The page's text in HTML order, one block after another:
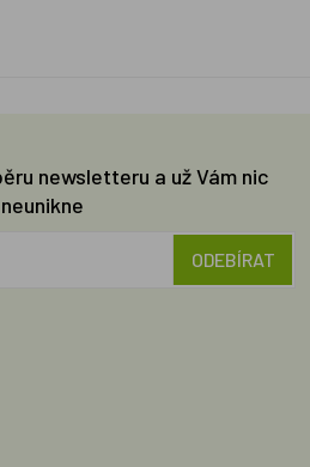
newsletteru a už Vám nic
neunikne
ODEBÍRAT